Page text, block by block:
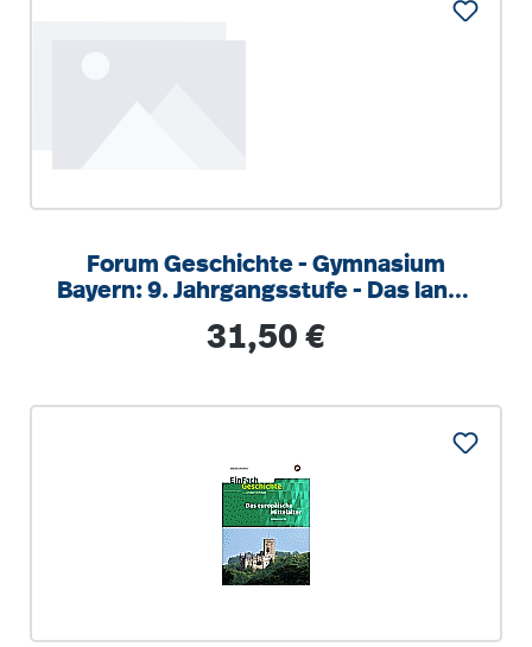
Forum Geschichte - Gymnasium
Bayern: 9. Jahrgangsstufe - Das lange
Regulärer Preis:
31,50 €